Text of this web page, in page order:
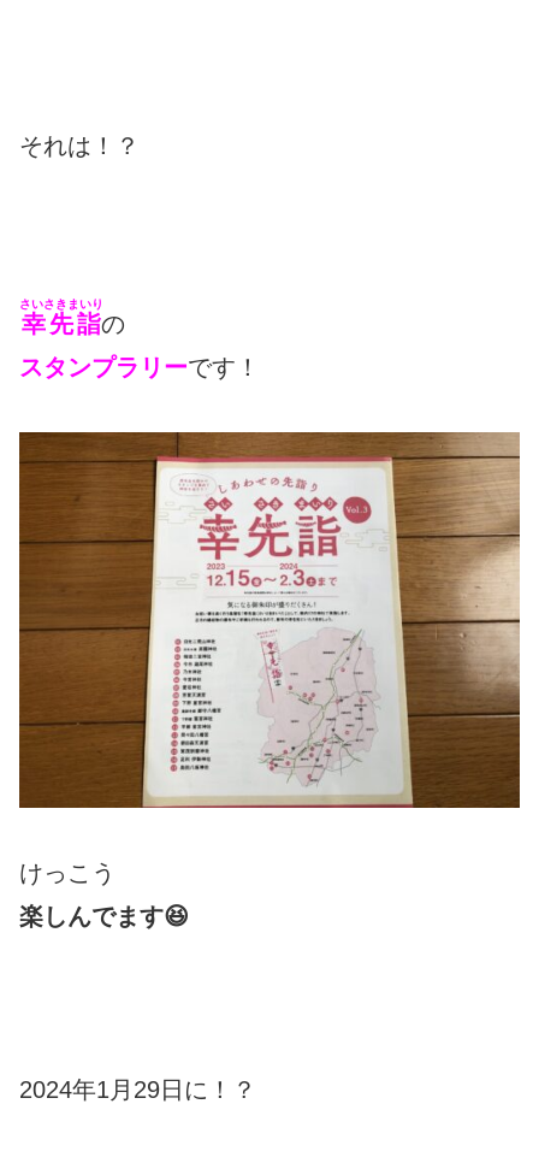
それは！？
幸先詣
さいさきまいり
の
スタンプラリーです！
けっこう
楽しんでます😆
2024年1月29日に！？